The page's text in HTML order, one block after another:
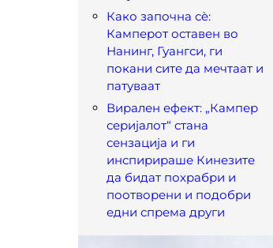
Како започна сè:
Камперот оставен во
Нанинг, Гуангси, ги
покани сите да мечтаат и
патуваат
Вирален ефект: „Кампер
серијалот“ стана
сензација и ги
инспирираше Кинезите
да бидат похрабри и
поотворени и подобри
едни спрема други